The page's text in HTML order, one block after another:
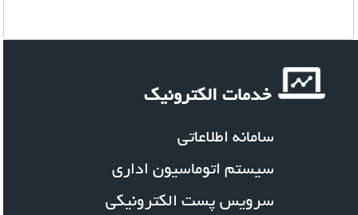
خدمات الکترونیک
سامانه اطلاعاتی
سیستم اتوماسیون اداری
سرویس پست الکترونیکی